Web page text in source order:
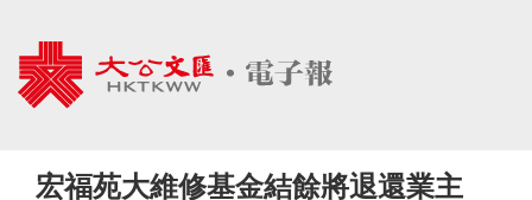
宏福苑大維修基金結餘將退還業主